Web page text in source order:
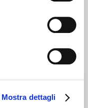
Mostra dettagli